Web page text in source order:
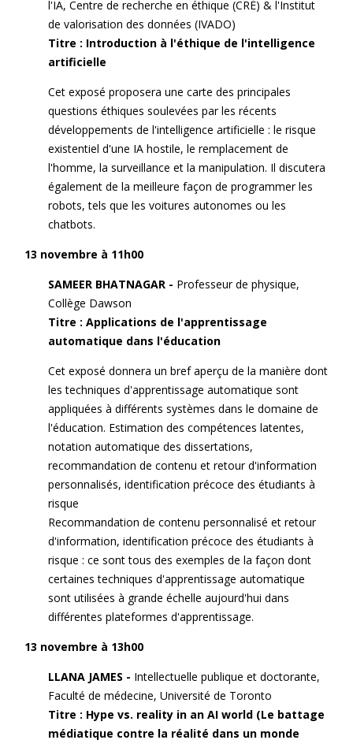
l'IA, Centre de recherche en éthique (CRÉ) & l'Institut
de valorisation des données (IVADO)
Titre : Introduction à l'éthique de l'intelligence
artificielle
Cet exposé proposera une carte des principales
questions éthiques soulevées par les récents
développements de l'intelligence artificielle : le risque
existentiel d'une IA hostile, le remplacement de
l'homme, la surveillance et la manipulation. Il discutera
également de la meilleure façon de programmer les
robots, tels que les voitures autonomes ou les
chatbots.
13 novembre à 11h00
SAMEER BHATNAGAR - Professeur de physique,
Collège Dawson
Titre : Applications de l'apprentissage
automatique dans l'éducation
Cet exposé donnera un bref aperçu de la manière dont
les techniques d'apprentissage automatique sont
appliquées à différents systèmes dans le domaine de
l'éducation. Estimation des compétences latentes,
notation automatique des dissertations,
recommandation de contenu et retour d'information
personnalisés, identification précoce des étudiants à
risque
Recommandation de contenu personnalisé et retour
d'information, identification précoce des étudiants à
risque : ce sont tous des exemples de la façon dont
certaines techniques d'apprentissage automatique
sont utilisées à grande échelle aujourd'hui dans
différentes plateformes d'apprentissage.
13 novembre à 13h00
LLANA JAMES - Intellectuelle publique et doctorante,
Faculté de médecine, Université de Toronto
Titre : Hype vs. reality in an AI world (Le battage
médiatique contre la réalité dans un monde